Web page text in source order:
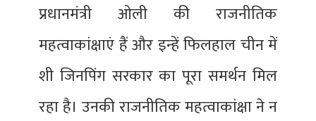
प्रधानमंत्री ओली की राजनीतिक
महत्वाकांक्षाएं हैं और इन्हें फिलहाल चीन में
शी जिनपिंग सरकार का पूरा समर्थन मिल
रहा है। उनकी राजनीतिक महत्वाकांक्षा ने न